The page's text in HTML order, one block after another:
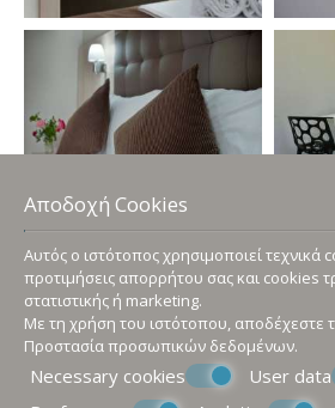
Αποδοχή Cookies
Αυτός ο ιστότοπος χρησιμοποιεί τεχνικά
προτιμήσεις απορρήτου σας και cookies
στατιστικής ή marketing.
Με τη χρήση του ιστότοπου, αποδέχεστε
Προστασία προσωπικών δεδομένων.
Necessary cookies
User data